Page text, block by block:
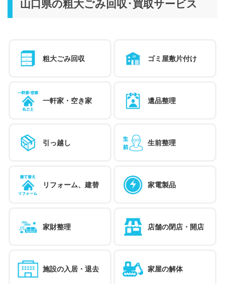
山口県の粗大ごみ回収･買取サービス
粗大ごみ回収 ゴミ屋敷片付け
一軒家・空き家 遺品整理
引っ越し 生前整理
リフォーム、建替 家電製品
家財整理 店舗の閉店・開店
施設の入居・退去 家屋の解体